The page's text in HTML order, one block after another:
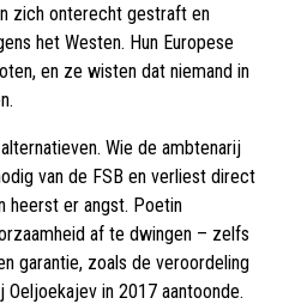
zich onterecht gestraft en
het Westen. Hun Europese
en ze wisten dat niemand in
Wie de ambtenarij
van de FSB en verliest direct
heerst er angst. Poetin
af te dwingen – zelfs
garantie, zoals de veroordeling
in 2017 aantoonde.